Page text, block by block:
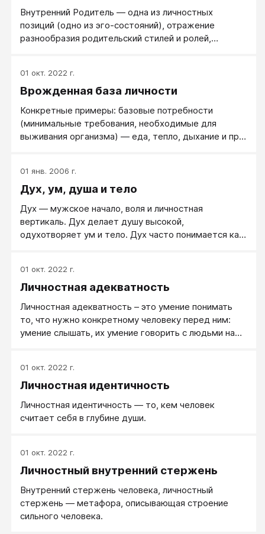
Внутренний Родитель — одна из личностных
позиций (одно из эго-состояний), отражение
разнообразия родительский стилей и ролей,
01 окт. 2022 г.
Врожденная база личности
Конкретные примеры: базовые потребности
(минимальные требования, необходимые для
выживания организма) — еда, тепло, дыхание и пр.,
внутренней среды.
01 янв. 2006 г.
Дух, ум, душа и тело
Дух — мужское начало, воля и личностная
вертикаль. Дух делает душу высокой,
одухотворяет ум и тело. Дух часто понимается как
01 окт. 2022 г.
Личностная адекватность
Личностная адекватность – это умение понимать
то, что нужно конкретному человеку перед ним:
умение слышать, их умение говорить с людьми на
Напротив того, погруженность в себя,
отвлекаемость, эмоциональные всплески,
- проявления личностной неадекватности.
01 окт. 2022 г.
Личностная идентичность
Личностная идентичность — то, кем человек
считает себя в глубине души.
01 окт. 2022 г.
Личностный внутренний стержень
Внутренний стержень человека, личностный
стержень ― метафора, описывающая строение
сильного человека.